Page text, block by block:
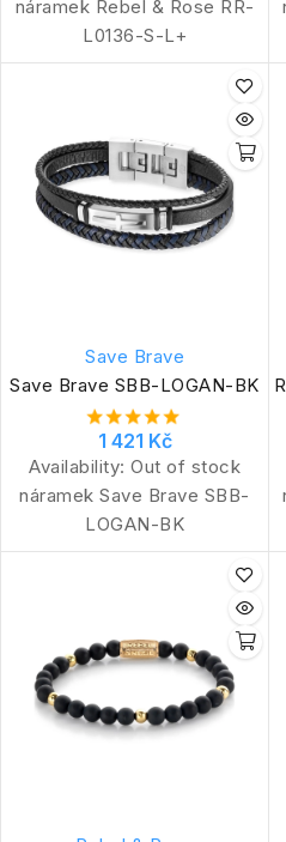
náramek Rebel & Rose RR-
L0136-S-L+
Save Brave
Save Brave SBB-LOGAN-BK
1 421 Kč
Availability: Out of stock
náramek Save Brave SBB-
LOGAN-BK